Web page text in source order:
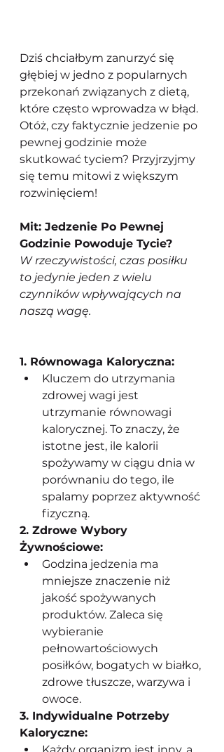
Dziś chciałbym zanurzyć się
głębiej w jedno z popularnych
przekonań związanych z dietą,
które często wprowadza w błąd.
Otóż, czy faktycznie jedzenie po
pewnej godzinie może
skutkować tyciem? Przyjrzyjmy
się temu mitowi z większym
rozwinięciem!
Mit: Jedzenie Po Pewnej
Godzinie Powoduje Tycie?
W rzeczywistości, czas posiłku
to jedynie jeden z wielu
czynników wpływających na
naszą wagę.
1. Równowaga Kaloryczna:
Kluczem do utrzymania
zdrowej wagi jest
utrzymanie równowagi
kalorycznej. To znaczy, że
istotne jest, ile kalorii
spożywamy w ciągu dnia w
porównaniu do tego, ile
spalamy poprzez aktywność
fizyczną.
2. Zdrowe Wybory
Żywnościowe:
Godzina jedzenia ma
mniejsze znaczenie niż
jakość spożywanych
produktów. Zaleca się
wybieranie
pełnowartościowych
posiłków, bogatych w białko,
zdrowe tłuszcze, warzywa i
owoce.
3. Indywidualne Potrzeby
Kaloryczne: